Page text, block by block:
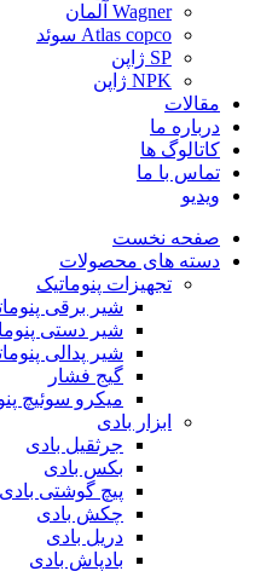
Wagner آلمان
Atlas copco سوئد
SP ژاپن
NPK ژاپن
مقالات
درباره ما
کاتالوگ ها
تماس با ما
ویدیو
صفحه نخست
دسته های محصولات
تجهیزات پنوماتیک
شیر برقی
شیر دستی
شیر پدالی
گیج فشار
میکرو سوئیچ
ابزار بادی
جرثقیل بادی
بکس بادی
پیچ گوشتی بادی
چکش بادی
دریل بادی
بادپاش بادی